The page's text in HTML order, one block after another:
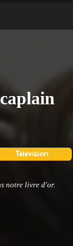
notre livre d'or.